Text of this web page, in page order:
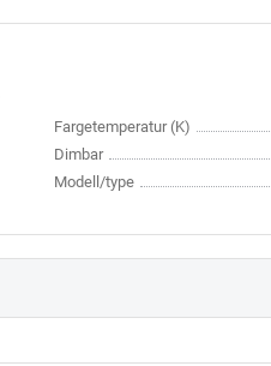
Fargetemperatur (K)
Dimbar
Modell/type